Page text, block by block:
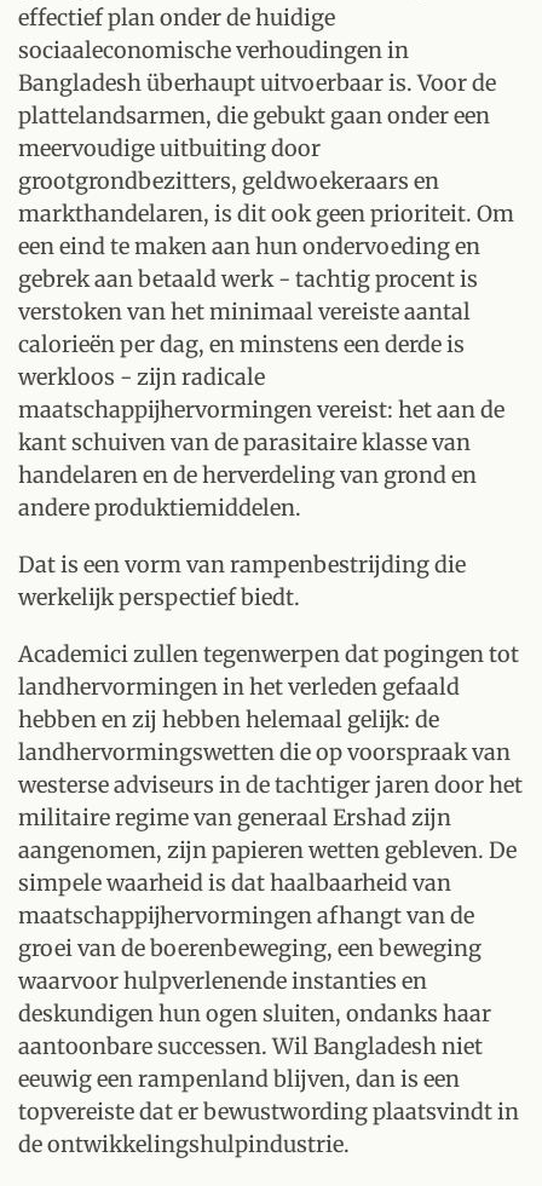
effectief plan onder de huidige
sociaaleconomische verhoudingen in
Bangladesh überhaupt uitvoerbaar is. Voor de
plattelandsarmen, die gebukt gaan onder een
meervoudige uitbuiting door
grootgrondbezitters, geldwoekeraars en
markthandelaren, is dit ook geen prioriteit. Om
een eind te maken aan hun ondervoeding en
gebrek aan betaald werk - tachtig procent is
verstoken van het minimaal vereiste aantal
calorieën per dag, en minstens een derde is
werkloos - zijn radicale
maatschappijhervormingen vereist: het aan de
kant schuiven van de parasitaire klasse van
handelaren en de herverdeling van grond en
andere produktiemiddelen.
Dat is een vorm van rampenbestrijding die
werkelijk perspectief biedt.
Academici zullen tegenwerpen dat pogingen tot
landhervormingen in het verleden gefaald
hebben en zij hebben helemaal gelijk: de
landhervormingswetten die op voorspraak van
westerse adviseurs in de tachtiger jaren door het
militaire regime van generaal Ershad zijn
aangenomen, zijn papieren wetten gebleven. De
simpele waarheid is dat haalbaarheid van
maatschappijhervormingen afhangt van de
groei van de boerenbeweging, een beweging
waarvoor hulpverlenende instanties en
deskundigen hun ogen sluiten, ondanks haar
aantoonbare successen. Wil Bangladesh niet
eeuwig een rampenland blijven, dan is een
topvereiste dat er bewustwording plaatsvindt in
de ontwikkelingshulpindustrie.